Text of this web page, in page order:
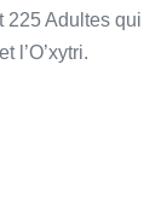
225 Adultes qui
l’O’xytri.